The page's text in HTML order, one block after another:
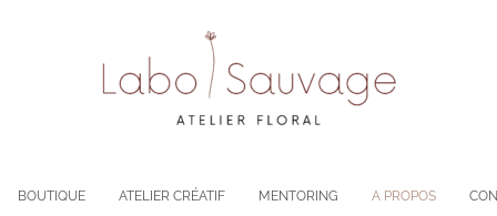
BOUTIQUE ATELIER CRÉATIF MENTORING A PROPOS